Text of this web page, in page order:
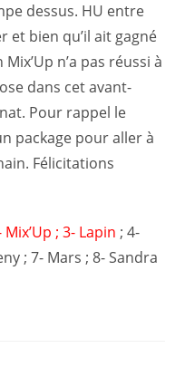
dessus. HU entre
et bien qu’il ait gagné
n’a pas réussi à
dans cet avant-
Pour rappel le
package pour aller à
Félicitations
Mix’Up ; 3- Lapin ; 4-
; 7- Mars ; 8- Sandra